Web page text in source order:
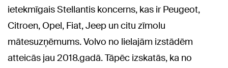
ietekmīgais Stellantis koncerns, kas ir Peugeot,
Citroen, Opel, Fiat, Jeep un citu zīmolu
mātesuzņēmums. Volvo no lielajām izstādēm
atteicās jau 2018.gadā. Tāpēc izskatās, ka no